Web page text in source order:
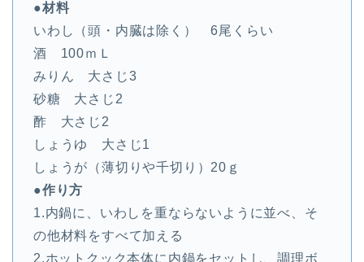
●材料
いわし（頭・内臓は除く） 6尾くらい
酒 100ｍＬ
みりん 大さじ3
砂糖 大さじ2
酢 大さじ2
しょうゆ 大さじ1
しょうが（薄切りや千切り）20ｇ
●作り方
1.内鍋に、いわしを重ならないように並べ、そ
の他材料をすべて加える
2.ホットクック本体に内鍋をセットし、調理ボ